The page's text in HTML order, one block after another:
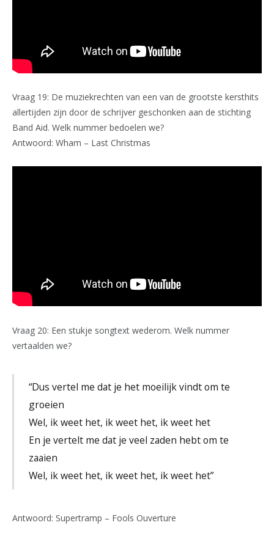
Vraag 19: De muziekrechten van een van de grootste kersthits
allertijden zijn door de schrijver geschonken aan de stichting
Band Aid. Welk nummer bedoelen we?
Antwoord: Wham – Last Christmas
Vraag 20: Een stukje songtext wederom. Welk nummer
vertaalden we?
“Dus vertel me dat je het moeilijk vindt om te
groeien
Wel, ik weet het, ik weet het, ik weet het
En je vertelt me dat je veel zaden hebt om te
zaaien
Wel, ik weet het, ik weet het, ik weet het”
Antwoord: Supertramp – Fools Ouverture